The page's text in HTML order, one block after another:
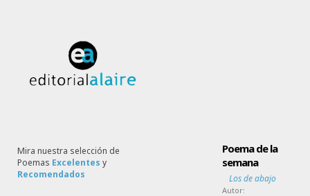
Mira nuestra selección de
Poemas Excelentes y
Recomendados
Poema de la
semana
Los de abajo
Autor: